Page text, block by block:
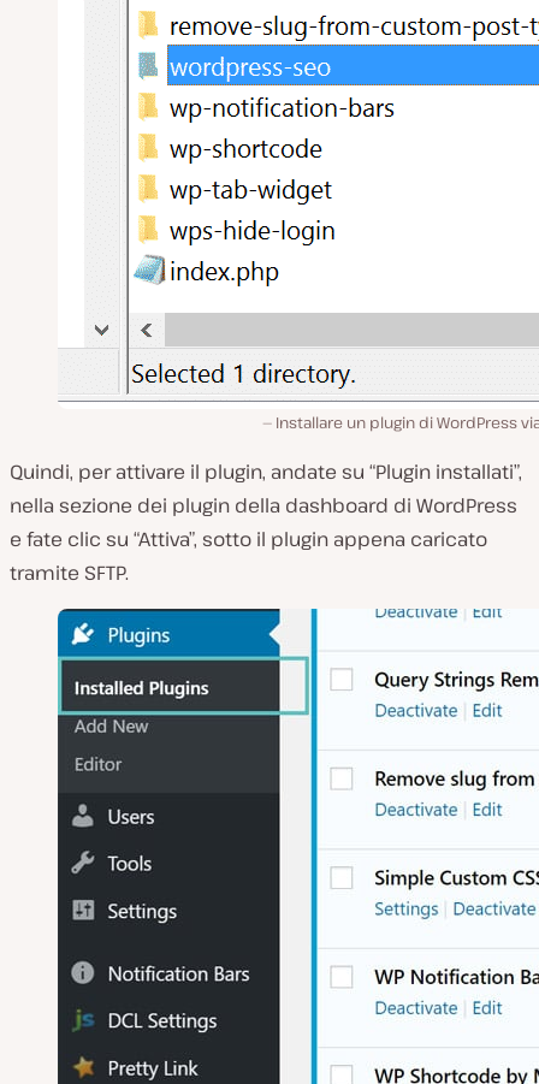
Installare un plugin di WordPress via
Quindi, per attivare il plugin, andate su “Plugin installati”,
nella sezione dei plugin della dashboard di WordPress
e fate clic su “Attiva”, sotto il plugin appena caricato
tramite SFTP.